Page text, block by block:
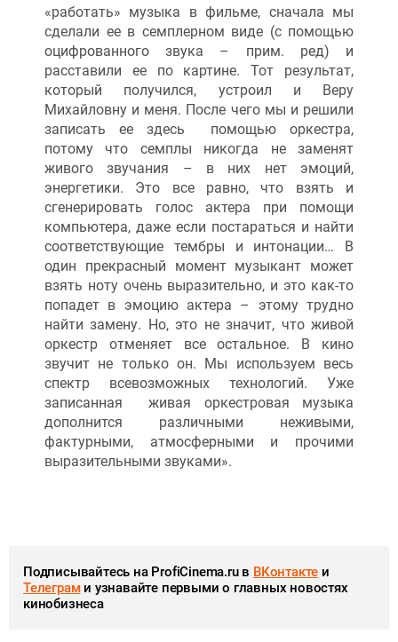
«работать» музыка в фильме, сначала мы
сделали ее в семплерном виде (с помощью
оцифрованного звука – прим. ред) и
расставили ее по картине. Тот результат,
который получился, устроил и Веру
Михайловну и меня. После чего мы и решили
записать ее здесь помощью оркестра,
потому что семплы никогда не заменят
живого звучания – в них нет эмоций,
энергетики. Это все равно, что взять и
сгенерировать голос актера при помощи
компьютера, даже если постараться и найти
соответствующие тембры и интонации… В
один прекрасный момент музыкант может
взять ноту очень выразительно, и это как-то
попадет в эмоцию актера – этому трудно
найти замену. Но, это не значит, что живой
оркестр отменяет все остальное. В кино
звучит не только он. Мы используем весь
спектр всевозможных технологий. Уже
записанная живая оркестровая музыка
дополнится различными неживыми,
фактурными, атмосферными и прочими
выразительными звуками».
Подписывайтесь на ProfiCinema.ru в ВКонтакте и
Телеграми узнавайте первыми о главных новостях
кинобизнеса